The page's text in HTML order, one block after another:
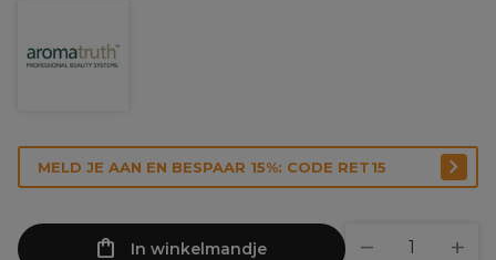
MELD JE AAN EN BESPAAR 15%: CODE RET15
In winkelmandje